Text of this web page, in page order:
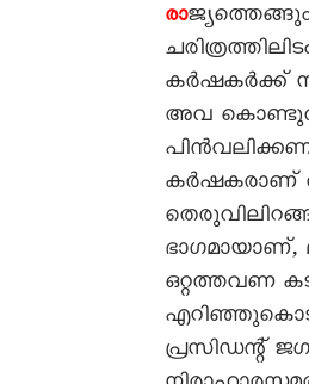
രാ
കർഷകർക്ക്‌
അവ
കർഷകരാണ്‌
ഭാഗമായാണ്‌,
ഒറ്റത്തവണ
പ്രസിഡന്റ്‌